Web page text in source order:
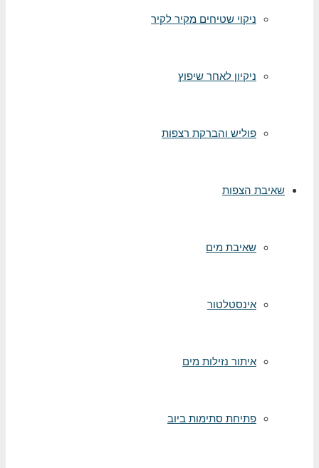
ניקוי שטיחים מקיר לקיר
ניקיון לאחר שיפוץ
פוליש והברקת רצפות
הצפות
שאיבת מים
אינסטלטור
איתור נזילות מים
פתיחת סתימות ביוב